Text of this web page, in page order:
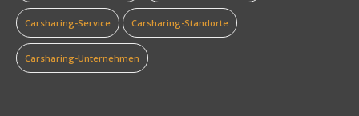
Carsharing-Service Carsharing-Standorte
Carsharing-Unternehmen